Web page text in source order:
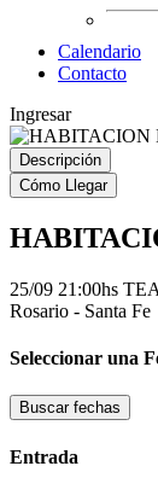
Calendario
Contacto
Ingresar
Descripción
Cómo Llegar
25/09 21:00hs
Rosario - Santa Fe
Seleccionar una
Buscar fechas
Entrada